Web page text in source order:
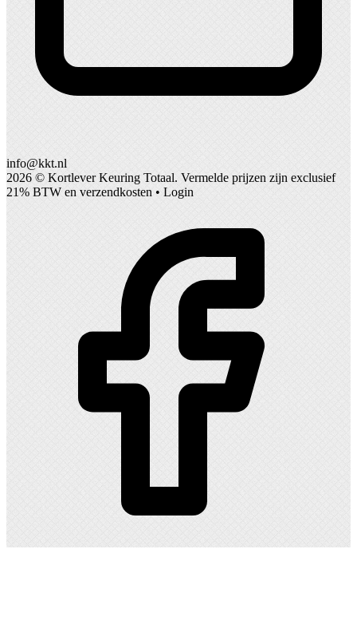
info@kkt.nl
2026 © Kortlever Keuring Totaal. Vermelde prijzen zijn exclusief
21% BTW en verzendkosten • Login